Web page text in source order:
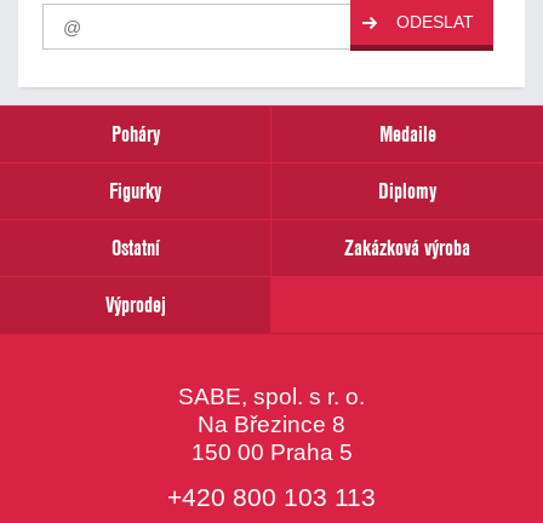
Pro
odběr
našich
email
ODESLAT
Poháry
Medaile
Figurky
Diplomy
Ostatní
Zakázková výroba
Výprodej
SABE, spol. s r. o.
Na Březince 8
150 00 Praha 5
+420 800 103 113